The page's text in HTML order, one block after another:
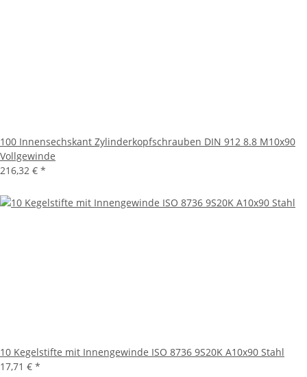
100 Innensechskant Zylinderkopfschrauben DIN 912 8.8 M10x90
Vollgewinde
216,32 € *
10 Kegelstifte mit Innengewinde ISO 8736 9S20K A10x90 Stahl
17,71 € *